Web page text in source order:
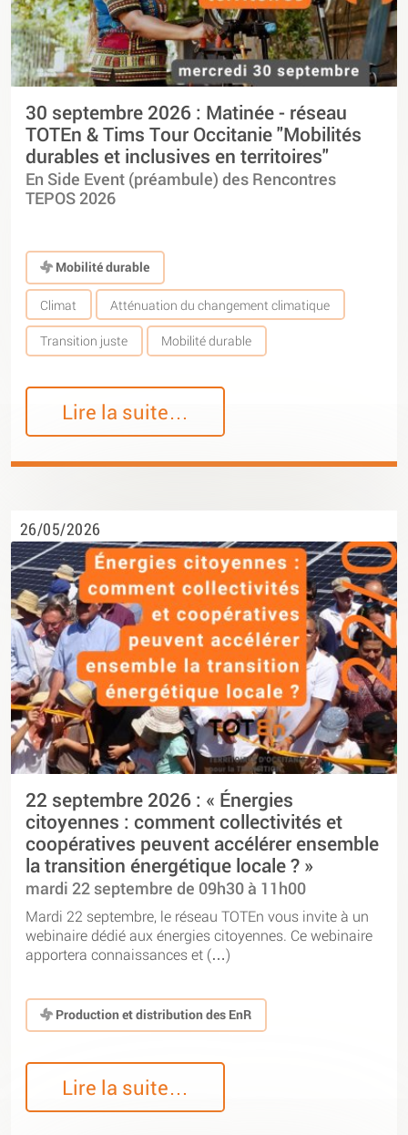
30 septembre 2026 : Matinée - réseau
TOTEn & Tims Tour Occitanie "Mobilités
durables et inclusives en territoires"
En Side Event (préambule) des Rencontres
TEPOS 2026
Mobilité durable
Climat Atténuation du changement climatique
Transition juste Mobilité durable
Lire la suite…
26/05/2026
22 septembre 2026 : « Énergies
citoyennes : comment collectivités et
coopératives peuvent accélérer ensemble
la transition énergétique locale ? »
mardi 22 septembre de 09h30 à 11h00
Mardi 22 septembre, le réseau TOTEn vous invite à un
webinaire dédié aux énergies citoyennes. Ce webinaire
apportera connaissances et (…)
Production et distribution des EnR
Lire la suite…